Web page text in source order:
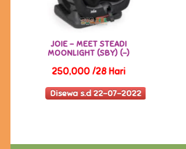
JOIE - MEET STEADI
MOONLIGHT (SBY) (-)
250,000 /28 Hari
Disewa s.d 22-07-2022